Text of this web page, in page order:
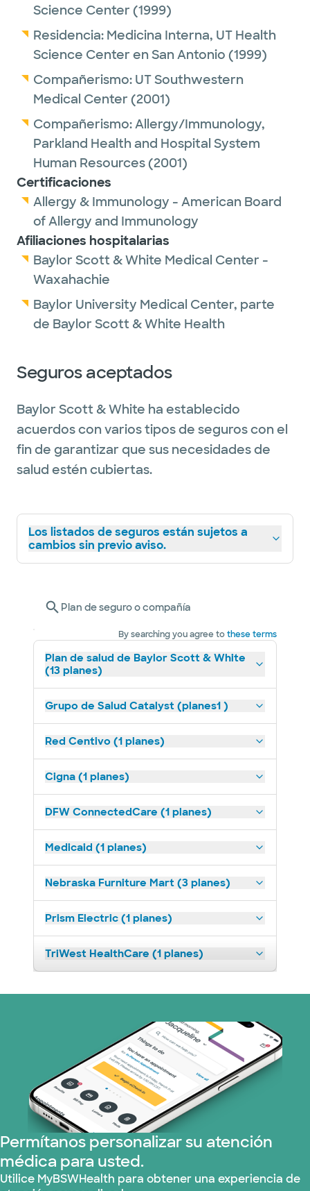
Science Center (1999)
Residencia: Medicina Interna, UT Health
Science Center en San Antonio (1999)
Compañerismo: UT Southwestern
Medical Center (2001)
Compañerismo:Allergy/Immunology,
Parkland Health and Hospital System
Human Resources(2001)
Certificaciones
Allergy & Immunology - American Board
of Allergy and Immunology
Afiliaciones hospitalarias
Baylor Scott & White Medical Center -
Waxahachie
Baylor University Medical Center, parte
de Baylor Scott & White Health
Seguros aceptados
Baylor Scott & White ha establecido
acuerdos con varios tipos de seguros con el
fin de garantizar que sus necesidades de
salud estén cubiertas.
Los listados de seguros están sujetos a
cambios sin previo aviso.
Plan de seguro o compañía
By searching you agree tothese terms
Plan de salud de Baylor Scott & White
(13 planes)
Grupo de Salud Catalyst (planes1 )
Red Centivo (1 planes)
Cigna (1 planes)
DFW ConnectedCare (1 planes)
Medicaid (1 planes)
Nebraska Furniture Mart (3 planes)
Prism Electric (1 planes)
TriWest HealthCare (1 planes)
Permítanos personalizar su atención
médica para usted.
Utilice MyBSWHealth para obtener una experiencia de